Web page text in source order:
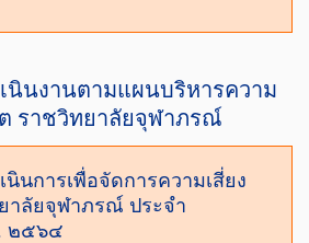
นินงานตามแผนบริหารความ
ราชวิทยาลัยจุฬาภรณ์
นินการเพื่อจัดการความเสี่ยง
าลัยจุฬาภรณ์ ประจำ
๒๕๖๔